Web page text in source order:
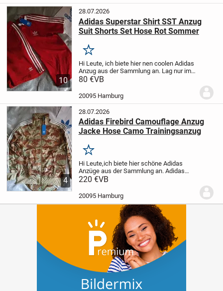
10
28.07.2026
Adidas Superstar Shirt SST Anzug
Suit Shorts Set Hose Rot Sommer
Merken
Hi Leute, ich biete hier nen coolen Adidas
Anzug aus der Sammlung an. Lag nur im
Kleiderschrank, nie an gehabt.
freshes rot!Zustand / condition :...
80 €VB
20095 Hamburg
4
28.07.2026
Adidas Firebird Camouflage Anzug
Jacke Hose Camo Trainingsanzug
Merken
Hi Leute,ich biete hier schöne Adidas
Anzüge aus der Sammlung an. Adidas
Firebird Camouflage Anzug
Tausch / no trade
220 €VB
20095 Hamburg